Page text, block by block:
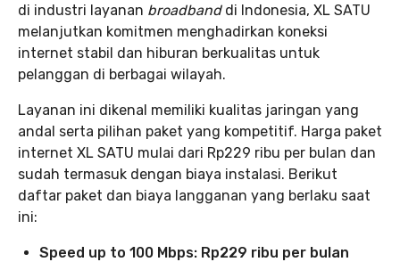
di industri layanan broadbanddi Indonesia, XL SATU
melanjutkan komitmen menghadirkan koneksi
internet stabil dan hiburan berkualitas untuk
pelanggan di berbagai wilayah.
Layanan ini dikenal memiliki kualitas jaringan yang
andal serta pilihan paket yang kompetitif. Harga paket
internet XL SATU mulai dari Rp229 ribu per bulan dan
sudah termasuk dengan biaya instalasi. Berikut
daftar paket dan biaya langganan yang berlaku saat
ini:
Speed up to 100 Mbps: Rp229 ribu per bulan